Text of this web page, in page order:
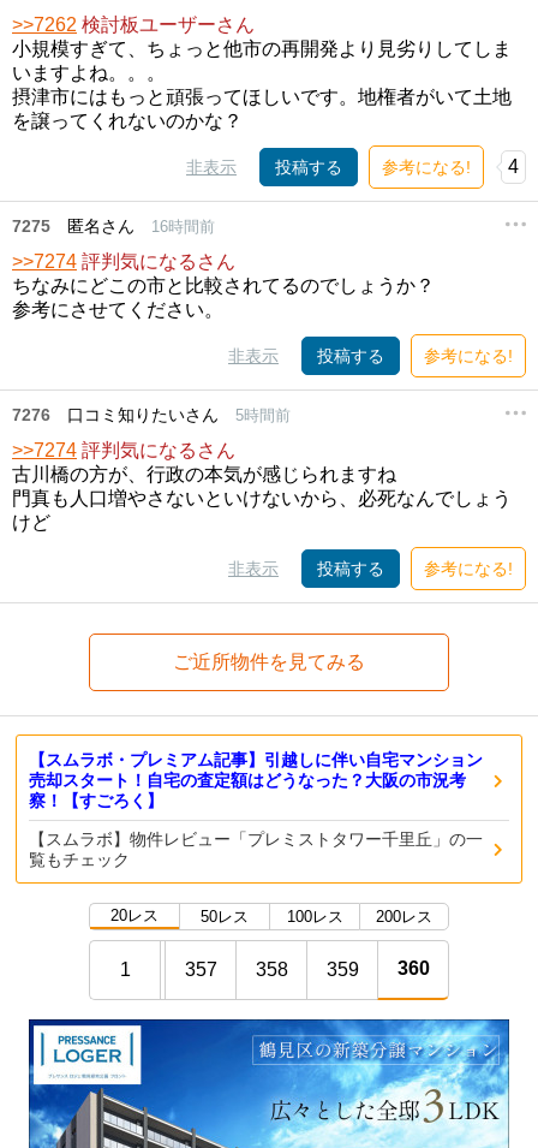
>>7262 検討板ユーザーさん
小規模すぎて、ちょっと他市の再開発より見劣りしてしま
いますよね。。。
摂津市にはもっと頑張ってほしいです。地権者がいて土地
を譲ってくれないのかな？
非表示 投稿する 参考になる! 4
7275 匿名さん 16時間前
>>7274 評判気になるさん
ちなみにどこの市と比較されてるのでしょうか？
参考にさせてください。
非表示 投稿する 参考になる!
7276 口コミ知りたいさん 5時間前
>>7274 評判気になるさん
古川橋の方が、行政の本気が感じられますね
門真も人口増やさないといけないから、必死なんでしょう
けど
非表示 投稿する 参考になる!
ご近所物件を見てみる
【スムラボ・プレミアム記事】引越しに伴い自宅マンション
売却スタート！自宅の査定額はどうなった？大阪の市況考
察！【すごろく】
【スムラボ】物件レビュー「プレミストタワー千里丘」の一
覧もチェック
20レス 50レス 100レス 200レス
1 357 358 359 360